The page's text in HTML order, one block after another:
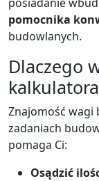
pomocnika
budowlanych.
Dlaczego
Znajomość wagi
zadaniach
pomaga Ci:
Osądzić